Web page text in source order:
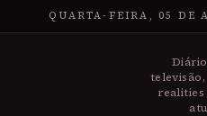
QUARTA-FEIRA, 05 DE